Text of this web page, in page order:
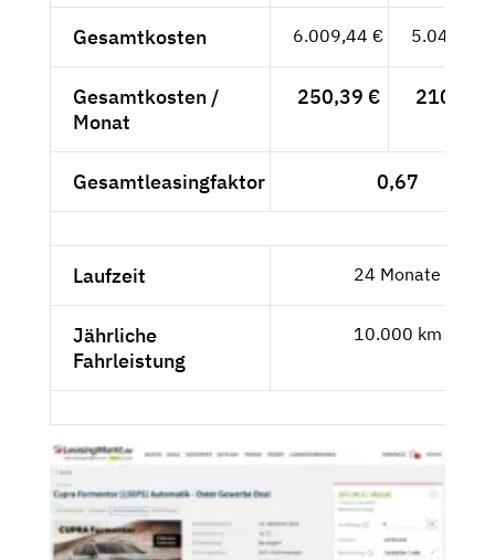
Gesamtkosten 6.009,44 € 5.049,95
Gesamtkosten /
Monat
250,39 € 210,41
Gesamtleasingfaktor 0,67
Laufzeit 24 Monate
Jährliche
Fahrleistung
10.000 km